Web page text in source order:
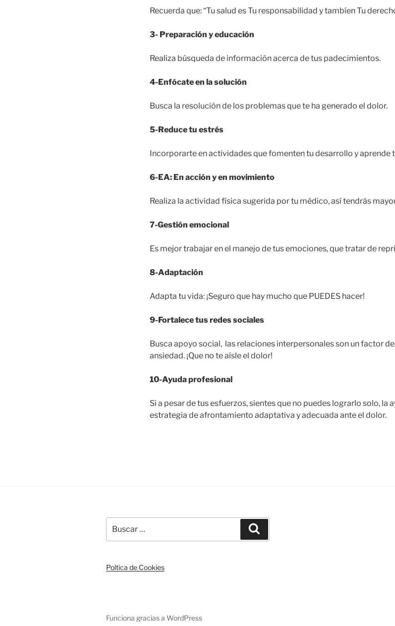
Recuerda que: “Tu salud es Tu responsabilidad y tambíen Tu
3- Preparación y educación
Realiza búsqueda de información acerca de tus padecimientos.
4-Enfócate en la solución
Busca la resolución de los problemas que te ha generado el dolor.
5-Reduce tu estrés
Incorporarte en actividades que fomenten tu desarrollo y aprende
6-EA: En acción y en movimiento
Realiza la actividad física sugerida por tu médico, así tendrás
7-Gestión emocional
Es mejor trabajar en el manejo de tus emociones, que tratar de
8-Adaptación
Adapta tu vida: ¡Seguro que hay mucho que PUEDES hacer!
9-Fortalece tus redes sociales
Busca apoyo social, las relaciones interpersonales son un factor
ansiedad. ¡Que no te aísle el dolor!
10-Ayuda profesional
Si a pesar de tus esfuerzos, sientes que no puedes lograrlo solo, la
estrategia de afrontamiento adaptativa y adecuada ante el dolor.
por:
Poltica de Cookies
Funciona gracias a WordPress